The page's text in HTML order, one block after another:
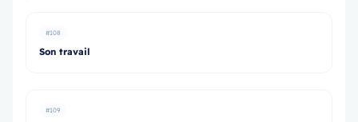
#108
Son travail
#109